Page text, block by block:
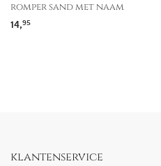
romper sand met naam
14,95
klantenservice